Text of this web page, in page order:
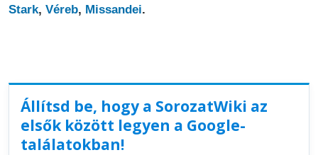
Stark, Véreb, Missandei.
Állítsd be, hogy a SorozatWiki az
elsők között legyen a Google-
találatokban!